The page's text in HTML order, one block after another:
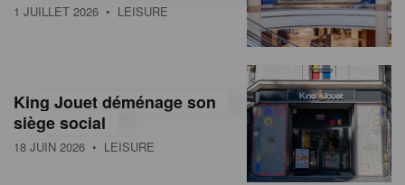
1 JUILLET 2026 • LEISURE
King Jouet déménage son
siège social
18 JUIN 2026 • LEISURE